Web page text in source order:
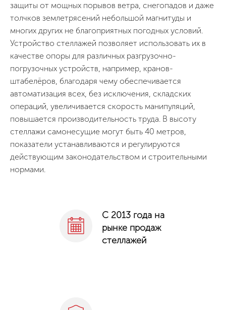
защиты от мощных порывов ветра, снегопадов и даже
толчков землетрясений небольшой магнитуды и
многих других не благоприятных погодных условий.
Устройство стеллажей позволяет использовать их в
качестве опоры для различных разгрузочно-
погрузочных устройств, например, кранов-
штабелёров, благодаря чему обеспечивается
автоматизация всех, без исключения, складских
операций, увеличивается скорость манипуляций,
повышается производительность труда. В высоту
стеллажи самонесущие могут быть 40 метров,
показатели устанавливаются и регулируются
действующим законодательством и строительными
нормами.
С 2013 года на
рынке продаж
стеллажей